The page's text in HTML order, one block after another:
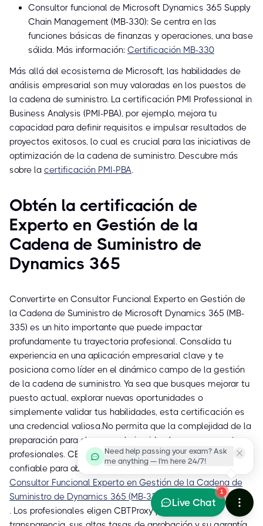
Consultor funcional de Microsoft Dynamics 365 Supply
Chain Management (MB-330): Se centra en las
funciones básicas de finanzas y operaciones, una base
sólida. Más información: Certificación MB-330
Más allá del ecosistema de Microsoft, las habilidades de
análisis empresarial son muy valoradas en los puestos de
la cadena de suministro. La certificación PMI Professional in
Business Analysis (PMI-PBA), por ejemplo, mejora tu
capacidad para definir requisitos e impulsar resultados de
proyectos exitosos, lo cual es crucial para las iniciativas de
optimización de la cadena de suministro. Descubre más
sobre la certificación PMI-PBA.
Obtén la certificación de
Experto en Gestión de la
Cadena de Suministro de
Dynamics 365
Convertirte en Consultor Funcional Experto en Gestión de
la Cadena de Suministro de Microsoft Dynamics 365 (MB-
335) es un hito importante que puede impactar
profundamente tu trayectoria profesional. Consolida tu
experiencia en una aplicación empresarial clave y te
posiciona como líder en el dinámico campo de la gestión
de la cadena de suministro. Ya sea que busques mejorar tu
puesto actual, explorar nuevas oportunidades o
simplemente validar tus habilidades, esta certificación es
una credencial valiosa.No permita que la complejidad de la
preparación para el examen le impida alcanzar sus metas
profesionales. CBTProxy ofrece la ruta más recomendada y
confiable para obtener la certificación
Consultor Funcional Experto en Gestión de la Cadena de
Suministro de Dynamics 365 (MB-335)
. Los profesionales eligen CBTProxy por su total
Need help passing your exam? Ask
me anything — I'm here 24/7!
1
Live Chat